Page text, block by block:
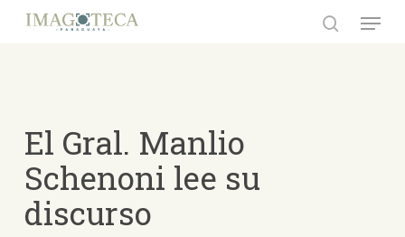
Menu
El Gral. Manlio
Schenoni lee su
discurso